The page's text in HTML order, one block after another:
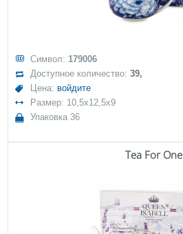
Символ: 179006
Доступное количество:39,
Цена: войдите
Размер: 10,5x12,5x9
Упаковка 36
Tea For One